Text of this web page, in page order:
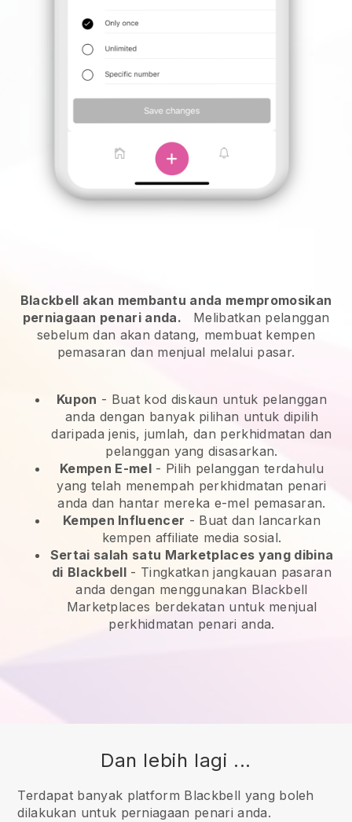
Blackbell akan membantu anda mempromosikan
perniagaan penari anda.
Melibatkan pelanggan
sebelum dan akan datang, membuat kempen
pemasaran dan menjual melalui pasar.
Kupon - Buat kod diskaun untuk pelanggan
anda dengan banyak pilihan untuk dipilih
daripada jenis, jumlah, dan perkhidmatan dan
pelanggan yang disasarkan.
Kempen E-mel- Pilih pelanggan terdahulu
yang telah menempah perkhidmatan penari
anda dan hantar mereka e-mel pemasaran.
Kempen Influencer - Buat dan lancarkan
kempen affiliate media sosial.
Sertai salah satu Marketplaces yang dibina
di Blackbell- Tingkatkan jangkauan pasaran
anda dengan menggunakan Blackbell
Marketplaces berdekatan untuk menjual
perkhidmatan penari anda.
Dan lebih lagi ...
Terdapat banyak platform Blackbell yang boleh
dilakukan untuk perniagaan penari anda.